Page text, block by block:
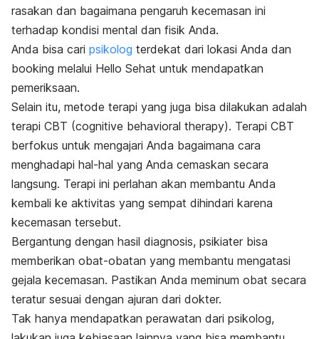
rasakan dan bagaimana pengaruh kecemasan ini
terhadap kondisi mental dan fisik Anda.
Anda bisa cari psikolog terdekat dari lokasi Anda dan
booking melalui Hello Sehat untuk mendapatkan
pemeriksaan.
Selain itu, metode terapi yang juga bisa dilakukan adalah
terapi CBT (cognitive behavioral therapy). Terapi CBT
berfokus untuk mengajari Anda bagaimana cara
menghadapi hal-hal yang Anda cemaskan secara
langsung. Terapi ini perlahan akan membantu Anda
kembali ke aktivitas yang sempat dihindari karena
kecemasan tersebut.
Bergantung dengan hasil diagnosis, psikiater bisa
memberikan obat-obatan yang membantu mengatasi
gejala kecemasan. Pastikan Anda meminum obat secara
teratur sesuai dengan ajuran dari dokter.
Tak hanya mendapatkan perawatan dari psikolog,